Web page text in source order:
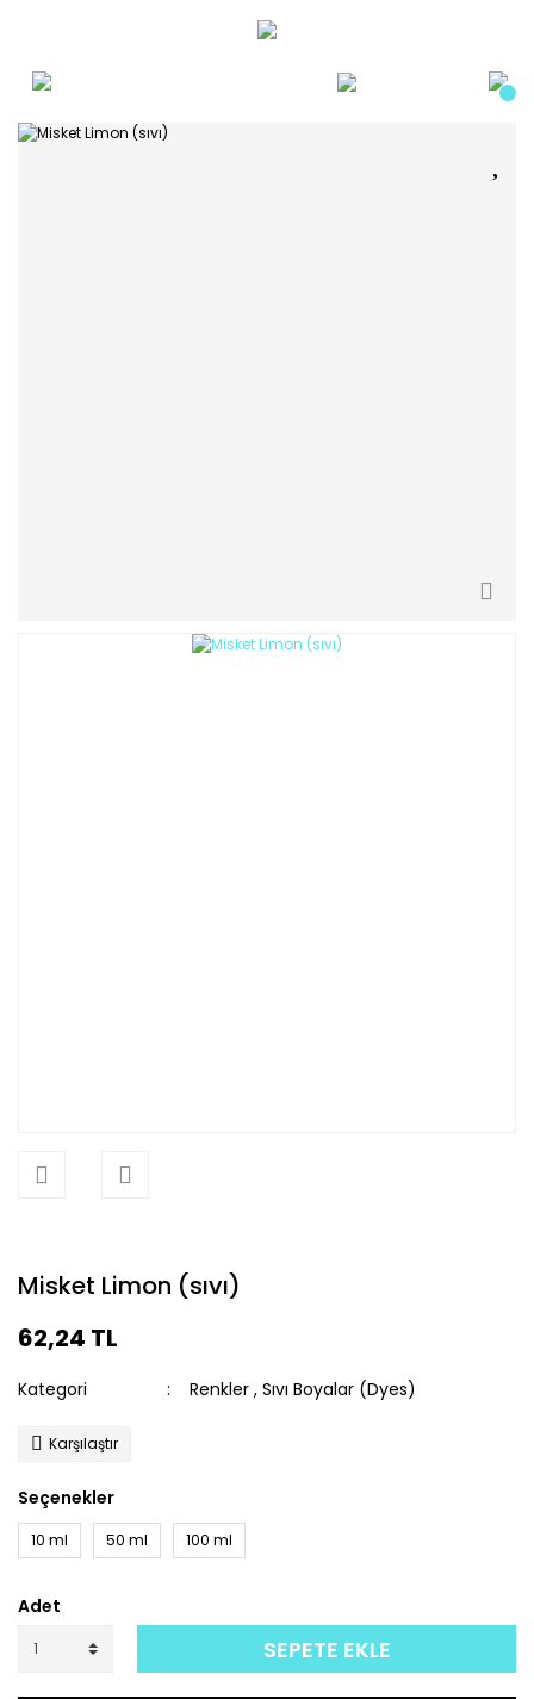
Misket Limon (sıvı)
62,24 TL
Kategori Renkler ,Sıvı Boyalar (Dyes)
Karşılaştır
Seçenekler
10 ml 50 ml 100 ml
Adet
SEPETE EKLE